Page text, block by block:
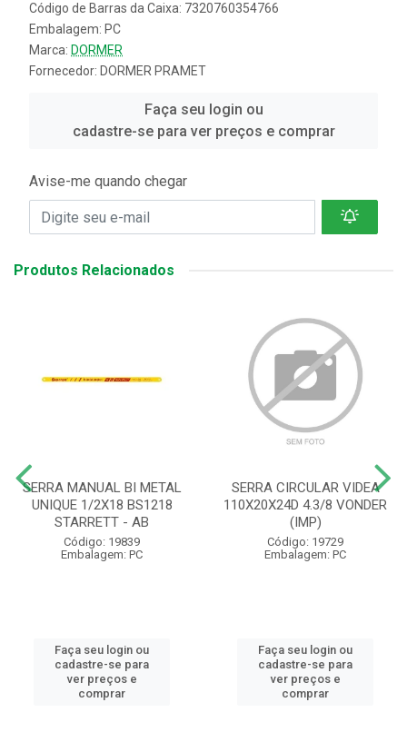
Código de Barras da Caixa: 7320760354766
Embalagem: PC
Marca: DORMER
Fornecedor: DORMER PRAMET
Faça seu login ou
cadastre-se para ver preços e comprar
Avise-me quando chegar
Produtos Relacionados
SERRA MANUAL BI METAL
UNIQUE 1/2X18 BS1218
STARRETT - AB
Código: 19839
Embalagem: PC
Faça seu login ou
cadastre-se para
ver preços e
comprar
SERRA CIRCULAR VIDEA
110X20X24D 4.3/8 VONDER
(IMP)
Código: 19729
Embalagem: PC
Faça seu login ou
cadastre-se para
ver preços e
comprar